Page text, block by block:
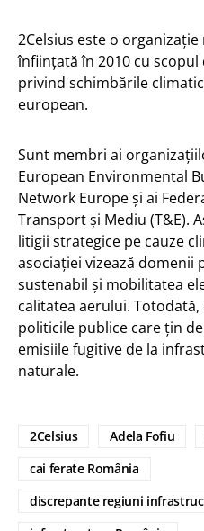
2Celsius este o
înființată în 2010 cu
privind schimbările
european.
Sunt membri ai
European Environmental
Network Europe și ai
Transport și Mediu (T&E).
litigii strategice pe cauze
asociației vizează
sustenabil și mobilitatea
calitatea aerului. Totodată,
politicile publice care țin
emisiile fugitive de la
naturale.
2Celsius Adela Fofiu
cai ferate România
discrepante regiuni